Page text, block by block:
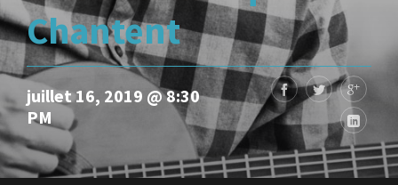
Chantent
juillet 16, 2019 @ 8:30
PM